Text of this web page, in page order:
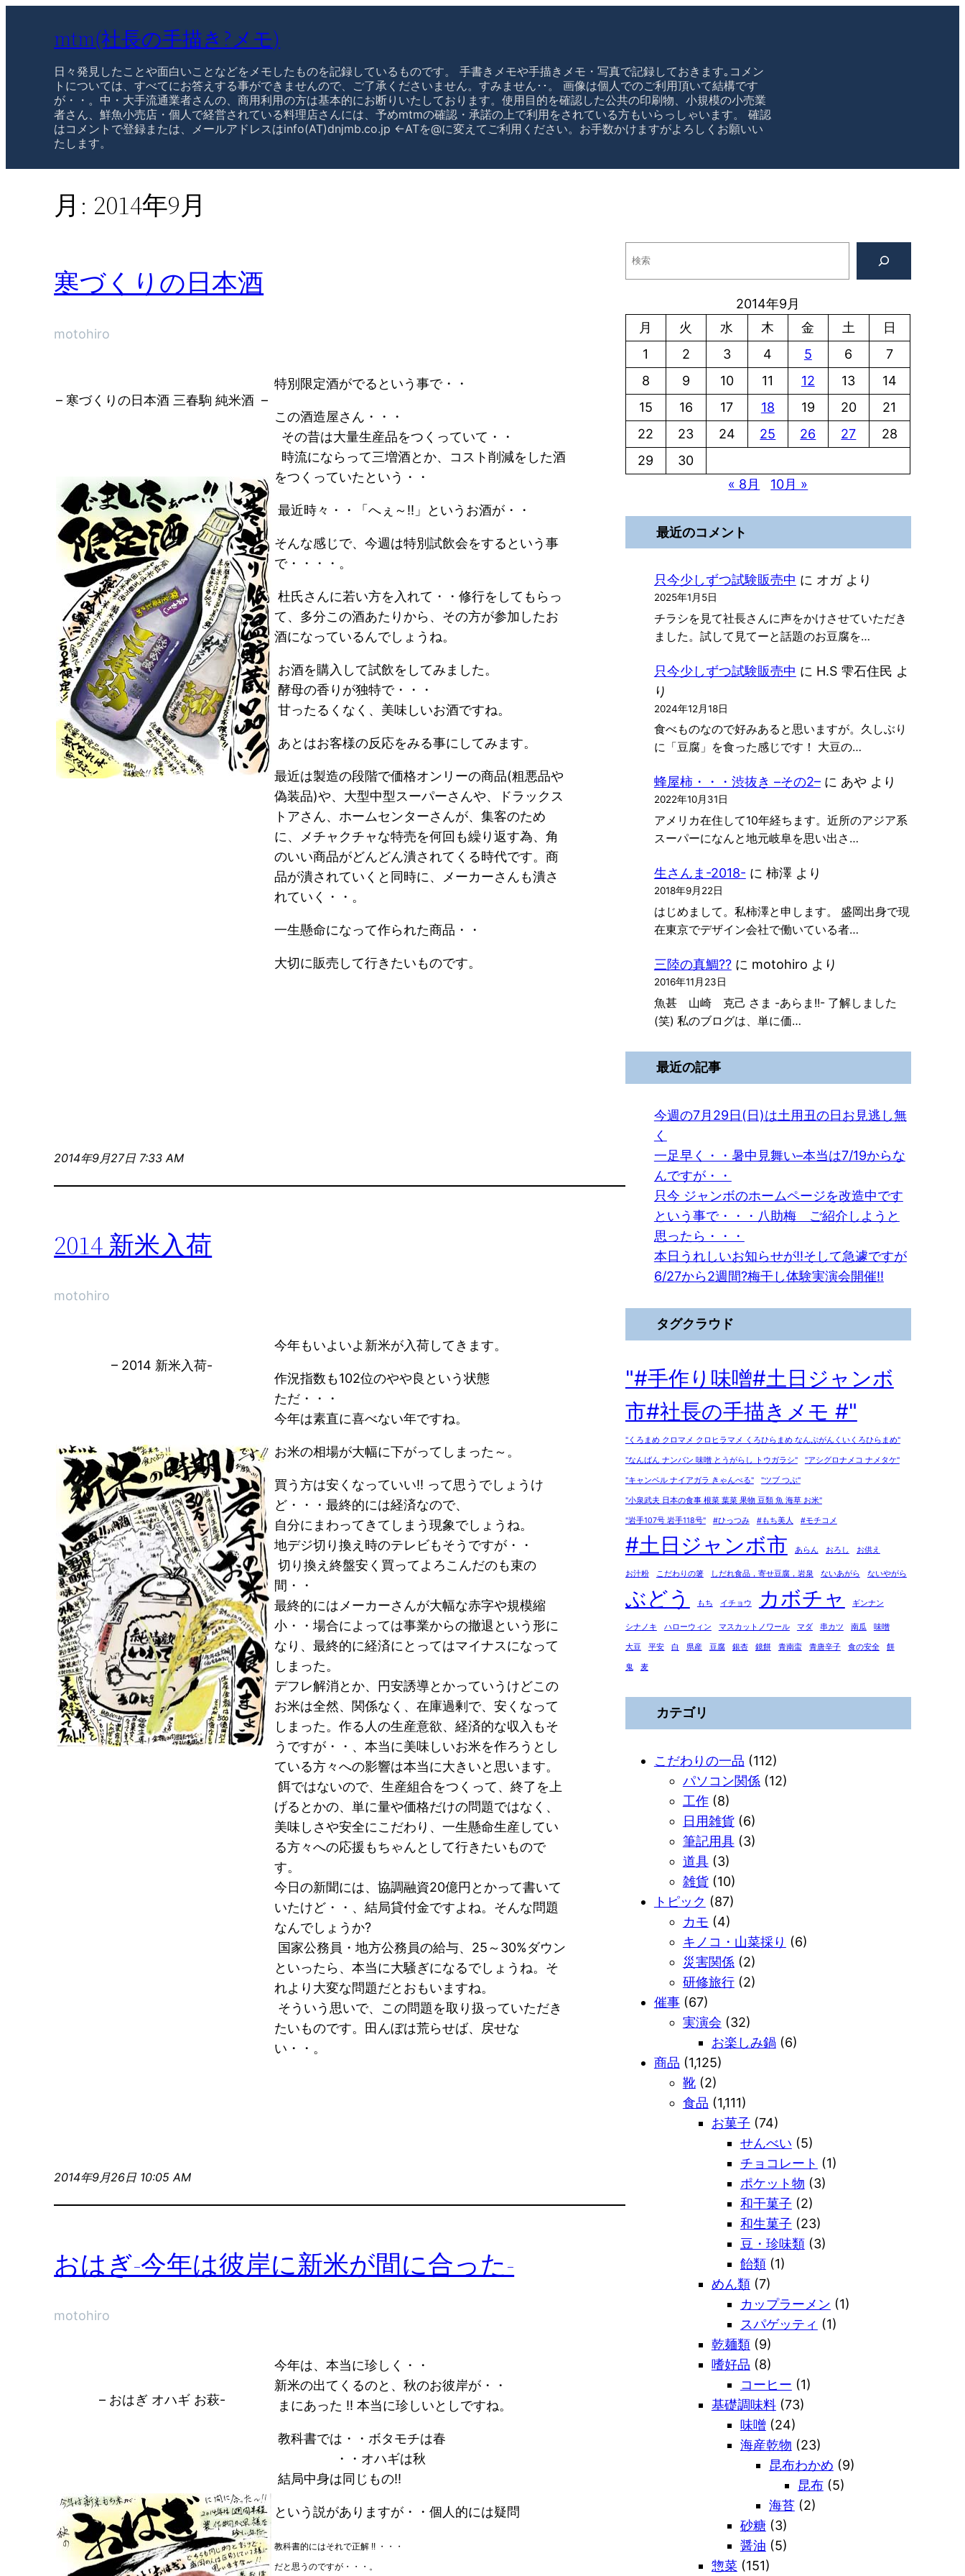
mtm(社長の手描き?メモ)
日々発見したことや面白いことなどをメモしたものを記録しているものです。 手書きメモや手描きメモ・写真で記録しておきます｡コメン
トについては、すべてにお答えする事ができませんので、ご了承くださいません。すみません･･。 画像は個人でのご利用頂いて結構です
が・・。中・大手流通業者さんの、商用利用の方は基本的にお断りいたしております。使用目的を確認した公共の印刷物、小規模の小売業
者さん、鮮魚小売店・個人で経営されている料理店さんには、予めmtmの確認・承諾の上で利用をされている方もいらっしゃいます。 確認
はコメントで登録または、メールアドレスはinfo(AT)dnjmb.co.jp ←ATを@に変えてご利用ください。お手数かけますがよろしくお願いい
たします。
月: 2014年9月
寒づくりの日本酒
motohiro
– 寒づくりの日本酒 三春駒 純米酒 –
特別限定酒がでるという事で・・
この酒造屋さん・・・
その昔は大量生産品をつくっていて・・
時流にならって三増酒とか、コスト削減をした酒
をつくっていたという・・
最近時々・・「へぇ～!!」というお酒が・・
そんな感じで、今週は特別試飲会をするという事
で・・・・。
杜氏さんに若い方を入れて・・修行をしてもらっ
て、多分この酒あたりから、その方が参加したお
酒になっているんでしょうね。
お酒を購入して試飲をしてみました。
酵母の香りが独特で・・・
甘ったるくなく、美味しいお酒ですね。
あとはお客様の反応をみる事にしてみます。
最近は製造の段階で価格オンリーの商品(粗悪品や
偽装品)や、大型中型スーパーさんや、ドラックス
トアさん、ホームセンターさんが、集客のため
に、メチャクチャな特売を何回も繰り返す為、角
のいい商品がどんどん潰されてくる時代です。商
品が潰されていくと同時に、メーカーさんも潰さ
れていく・・。
一生懸命になって作られた商品・・
大切に販売して行きたいものです。
2014年9月27日 7:33 AM
2014 新米入荷
motohiro
– 2014 新米入荷-
今年もいよいよ新米が入荷してきます。
作況指数も102位のやや良という状態
ただ・・・
今年は素直に喜べない年ですね。
お米の相場が大幅に下がってしまった～。
買う方は安くなっていい!! って思うでしょうけ
ど・・・最終的には経済なので、
自分にまわってきてしまう現象でしょうね。
地デジ切り換え時のテレビもそうですが・・
切り換え終盤安く買ってよろこんだのも束の
間・・
最終的にはメーカーさんが大幅な赤字や規模縮
小・・場合によっては事業からの撤退という形に
なり、最終的に経済にとってはマイナスになって
しまった。
デフレ解消とか、円安誘導とかっていうけどこの
お米は全然、関係なく、在庫過剰で、安くなって
しまった。作る人の生産意欲、経済的な収入もそ
うですが・・、本当に美味しいお米を作ろうとし
ている方々への影響は本当に大きいと思います。
餌ではないので、生産組合をつくって、終了を上
げるとかの、単に量や価格だけの問題ではなく、
美味しさや安全にこだわり、一生懸命生産してい
る方々への応援もちゃんとして行きたいもので
す。
今日の新聞には、協調融資20億円とかって書いて
いたけど・・、結局貸付金ですよね。そんな問題
なんでしょうか?
国家公務員・地方公務員の給与、25～30%ダウン
といったら、本当に大騒ぎになるでしょうね。そ
れより大変な問題だとおもいますね。
そういう思いで、この問題を取り扱っていただき
たいものです。田んぼは荒らせば、戻せな
い・・。
2014年9月26日 10:05 AM
おはぎ-今年は彼岸に新米が間に合った-
motohiro
– おはぎ オハギ お萩-
今年は、本当に珍しく・・
新米の出てくるのと、秋のお彼岸が・・
まにあった !! 本当に珍しいとしですね。
教科書では・・ボタモチは春
・・オハギは秋
結局中身は同じもの!!
という説がありますが・・個人的には疑問
教科書的にはそれで正解 !! ・・・
だと思うのですが・・・。
2014年9月
月
火 水 木 金 土
日
1
2 3 4 5 6
7
8
9 10 11 12 13
14
15
16 17 18 19 20
21
22
23 24 25 26 27
28
29
30
« 8月
10月 »
最近のコメント
只今少しずつ試験販売中 に オガより
2025年1月5日
チラシを見て社長さんに声をかけさせていただき
ました。試して見てーと話題のお豆腐を…
只今少しずつ試験販売中 に H.S 雫石住民 よ
り
2024年12月18日
食べものなので好みあると思いますが。久しぶり
に「豆腐」を食った感じです！ 大豆の…
蜂屋柿・・・渋抜き –その2–に あや より
2022年10月31日
アメリカ在住して10年経ちます。近所のアジア系
スーパーになんと地元岐阜を思い出さ…
生さんま-2018- に 柿澤より
2018年9月22日
はじめまして。私柿澤と申します。 盛岡出身で現
在東京でデザイン会社で働いている者…
三陸の真鯛??に motohiro より
2016年11月23日
魚甚 山崎 克己 さま -あらま!!- 了解しました
(笑) 私のブログは、単に価…
最近の記事
今週の7月29日(日)は土用丑の日お見逃し無
く
一足早く・・暑中見舞い–本当は7/19からな
んですが・・
只今 ジャンボのホームページを改造中です
という事で・・・八助梅 ご紹介しようと
思ったら・・・
本日うれしいお知らせが!!そして急遽ですが
6/27から2週間?梅干し体験実演会開催!!
タグクラウド
"#手作り味噌#土日ジャンボ
市#社長の手描きメモ #"
"くろまめ クロマメ クロヒラマメ くろひらまめ なんぶがんくいくろひらまめ"
"なんばん ナンバン 味噌 とうがらし トウガラシ" "アシグロナメコ ナメタケ"
"キャンベル ナイアガラ きゃんべる" "ツブ つぶ"
"小泉武夫 日本の食事 根菜 葉菜 果物 豆類 魚 海草 お米"
"岩手107号 岩手118号" #ひっつみ #もち美人 #モチコメ
#土日ジャンボ市 あらん おろし お供え
お汁粉 こだわりの箸 しだれ食品，寄せ豆腐，岩泉 ないあがら ないやがら
ぶどう もち イチョウ カボチャ ギンナン
シナノキ ハローウィン マスカットノワール マダ 串カツ 南瓜 味噌
大豆 平安 白 県産 豆腐 銀杏 鏡餅 青南蛮 青唐辛子 食の安全 餅
鬼 麦
カテゴリ
こだわりの一品 (112)
パソコン関係 (12)
工作(8)
日用雑貨(6)
筆記用具(3)
道具(3)
雑貨(10)
トピック (87)
カモ (4)
キノコ・山菜採り (6)
災害関係 (2)
研修旅行(2)
催事(67)
実演会 (32)
お楽しみ鍋 (6)
商品 (1,125)
靴(2)
食品 (1,111)
お菓子 (74)
せんべい (5)
チョコレート (1)
ポケット物 (3)
和干菓子 (2)
和生菓子 (23)
豆・珍味類(3)
飴類(1)
めん類(7)
カップラーメン (1)
スパゲッティ (1)
乾麺類(9)
嗜好品 (8)
コーヒー (1)
基礎調味料(73)
味噌 (24)
海産乾物 (23)
昆布わかめ (9)
昆布(5)
海苔(2)
砂糖(3)
醤油 (5)
惣菜 (151)